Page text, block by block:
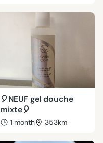
🎈NEUF gel douche
mixte🎈
1 month 353km